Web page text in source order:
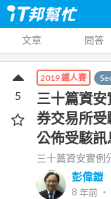
文章 問答
2019 鐵人賽
三十篇資
券交易所
公佈受駭訊
三十篇資安實例
彭偉鎧
8 年前 ‧
5